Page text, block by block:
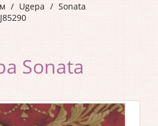
Ugepa
Sonata
Sonata